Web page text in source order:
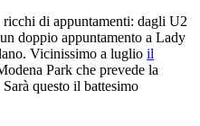
di appuntamenti: dagli U2
doppio appuntamento a Lady
Vicinissimo a luglio il
Park che prevede la
questo il battesimo